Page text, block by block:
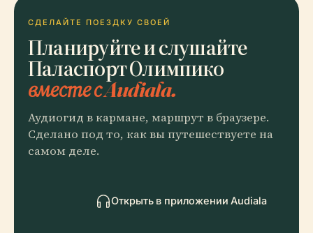
СДЕЛАЙТЕ ПОЕЗДКУ СВОЕЙ
Планируйте и слушайте
Паласпорт Олимпико
вместе с Audiala.
Аудиогид в кармане, маршрут в браузере.
Сделано под то, как вы путешествуете на
самом деле.
Открыть в приложении Audiala